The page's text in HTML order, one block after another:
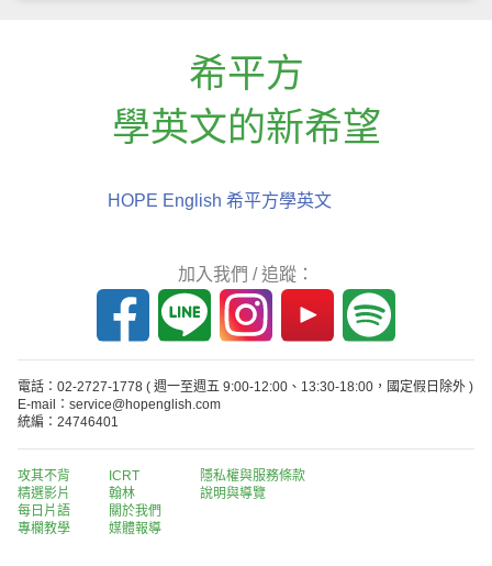
希平方
學英文的新希望
HOPE English 希平方學英文
加入我們 / 追蹤：
電話：02-2727-1778 ( 週一至週五 9:00-12:00、13:30-18:00，國定假日除外 )
E-mail：service@hopenglish.com
統編：24746401
攻其不背
精選影片
每日片語
專欄教學
ICRT
翰林
關於我們
媒體報導
隱私權與服務條款
說明與導覽